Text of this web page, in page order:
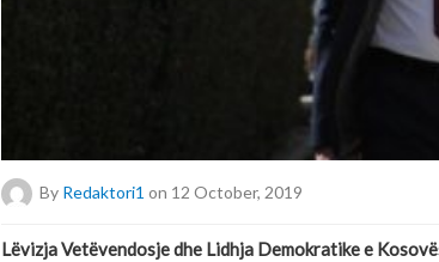
By Redaktori1 on 12 October, 2019
Lëvizja Vetëvendosje dhe Lidhja Demokratike e